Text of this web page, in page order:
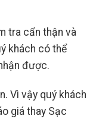
tra cẩn thận và
khách có thể
được.
Vì vậy quý khách
giá thay Sạc